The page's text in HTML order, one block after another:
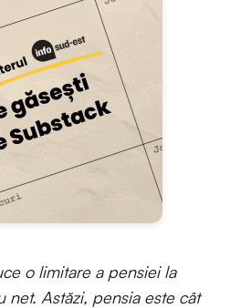
o limitare a pensiei la
net. Astăzi, pensia este cât